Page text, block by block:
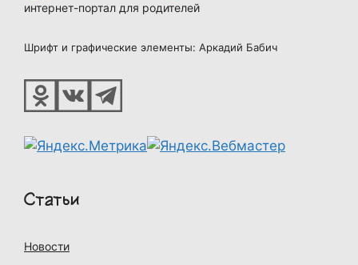
интернет-портал для родителей
Шрифт и графические элементы: Аркадий Бабич
Статьи
Новости